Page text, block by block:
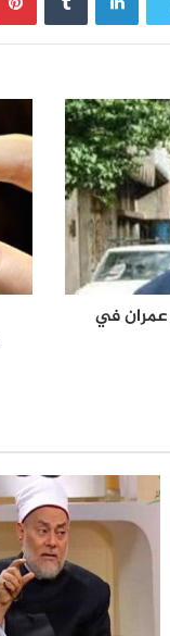
عمران في